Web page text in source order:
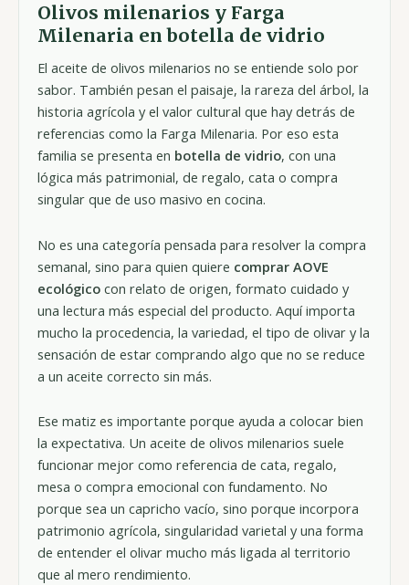
Olivos milenarios y Farga
Milenaria en botella de vidrio
El aceite de olivos milenarios no se entiende solo por
sabor. También pesan el paisaje, la rareza del árbol, la
historia agrícola y el valor cultural que hay detrás de
referencias como la Farga Milenaria. Por eso esta
familia se presenta en botella de vidrio, con una
lógica más patrimonial, de regalo, cata o compra
singular que de uso masivo en cocina.
No es una categoría pensada para resolver la compra
semanal, sino para quien quiere comprar AOVE
ecológico con relato de origen, formato cuidado y
una lectura más especial del producto. Aquí importa
mucho la procedencia, la variedad, el tipo de olivar y la
sensación de estar comprando algo que no se reduce
a un aceite correcto sin más.
Ese matiz es importante porque ayuda a colocar bien
la expectativa. Un aceite de olivos milenarios suele
funcionar mejor como referencia de cata, regalo,
mesa o compra emocional con fundamento. No
porque sea un capricho vacío, sino porque incorpora
patrimonio agrícola, singularidad varietal y una forma
de entender el olivar mucho más ligada al territorio
que al mero rendimiento.